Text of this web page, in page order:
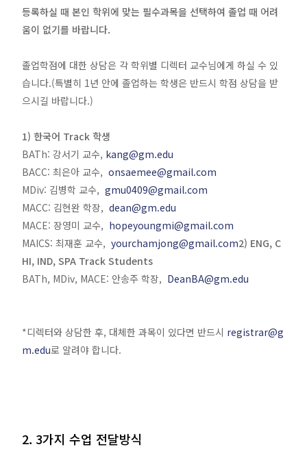
등록하실 때 본인 학위에 맞는 필수과목을 선택하여 졸업 때 어려
움이 없기를 바랍니다.
졸업학점에 대한 상담은 각 학위별 디렉터 교수님에게 하실 수 있
습니다.(특별히 1년 안에 졸업하는 학생은 반드시 학점 상담을 받
으시길 바랍니다.)
1) 한국어 Track 학생
BATh: 강서기 교수, kang@gm.edu
BACC: 최은아 교수, onsaemee@gmail.com
MDiv: 김병학 교수, gmu0409@gmail.com
MACC: 김현완 학장, dean@gm.edu
MACE: 장영미 교수, hopeyoungmi@gmail.com
MAICS: 최재훈 교수, yourchamjong@gmail.com2) ENG, C
HI, IND, SPA Track Students
BATh, MDiv, MACE: 안송주 학장, DeanBA@gm.edu
*디렉터와 상담한 후, 대체한 과목이 있다면 반드시 registrar@g
m.edu로 알려야 합니다.
2. 3가지 수업 전달방식